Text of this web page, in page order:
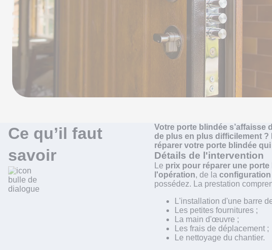
Ce qu’il faut
savoir
Votre porte blindée s’affaisse
de plus en plus difficilement
réparer votre porte blindée
Détails de l'intervention
Le prix pour réparer une porte
l'opération, de la configuration
possédez. La prestation
L'installation d'une barre
Les petites fournitures ;
La main d'œuvre ;
Les frais de déplacement ;
Le nettoyage du chantier.